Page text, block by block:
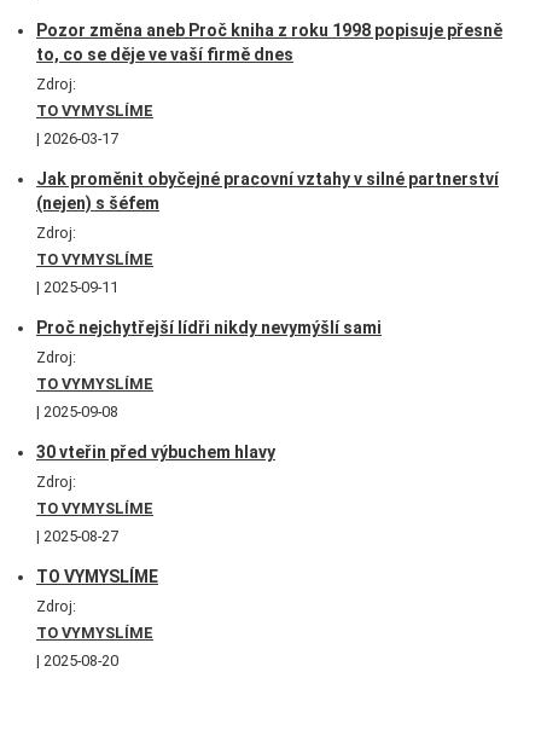
Pozor změna aneb Proč kniha z roku 1998 popisuje přesně
to, co se děje ve vaší firmě dnes
Zdroj:
TO VYMYSLÍME
2026-03-17
Jak proměnit obyčejné pracovní vztahy v silné partnerství
(nejen) s šéfem
Zdroj:
TO VYMYSLÍME
2025-09-11
Proč nejchytřejší lídři nikdy nevymýšlí sami
Zdroj:
TO VYMYSLÍME
2025-09-08
30 vteřin před výbuchem hlavy
Zdroj:
TO VYMYSLÍME
2025-08-27
TO VYMYSLÍME
Zdroj:
TO VYMYSLÍME
2025-08-20